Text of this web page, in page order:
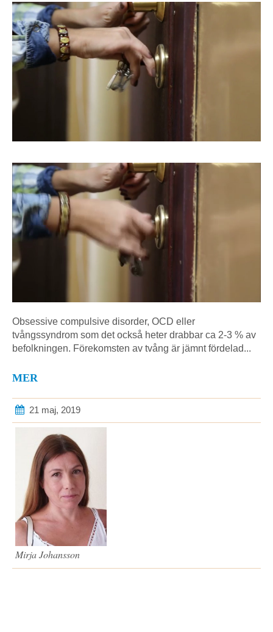
Obsessive compulsive disorder, OCD eller
tvångssyndrom som det också heter drabbar ca 2-3 % av
befolkningen. Förekomsten av tvång är jämnt fördelad...
MER
21 maj, 2019
Mirja Johansson